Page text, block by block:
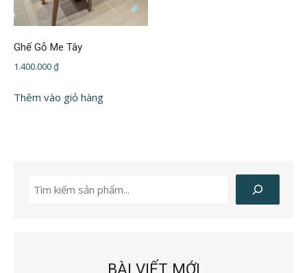
Ghế Gỗ Me Tây
1.400.000₫
Thêm vào giỏ hàng
Tìm
BÀI VIẾT MỚI